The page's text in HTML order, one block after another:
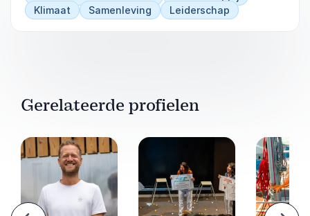
Klimaat
Samenleving Leiderschap
Gerelateerde profielen